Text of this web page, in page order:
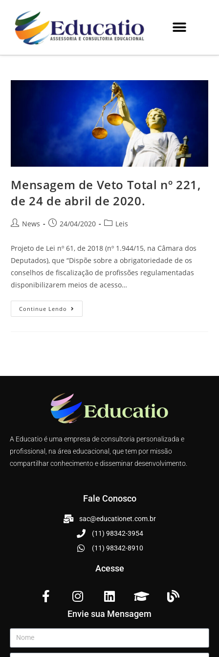
Mensagem de Veto Total nº 221,
de 24 de abril de 2020.
News 24/04/2020 Leis
Projeto de Lei nº 61, de 2018 (nº 1.944/15, na Câmara dos
Deputados), que “Dispõe sobre a obrigatoriedade de os
conselhos de fiscalização de profissões regulamentadas
disponibilizarem meios de acesso…
Continue Lendo
A Educatio é uma empresa de consultoria personalizada e
profissional, na área educacional, que tem por missão
compartilhar conhecimento e disseminar desenvolvimento.
Fale Conosco
sac@educationet.com.br
(11) 98342-3954
(11) 98342-8910
Acesse
Envie sua Mensagem